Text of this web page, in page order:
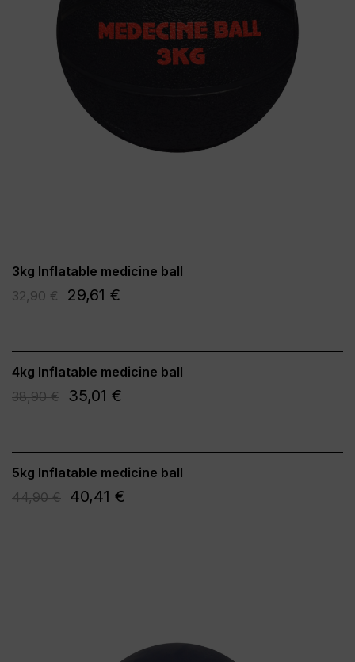
3kg Inflatable medicine ball
32,90 € 29,61 €
4kg Inflatable medicine ball
38,90 € 35,01 €
5kg Inflatable medicine ball
44,90 € 40,41 €